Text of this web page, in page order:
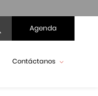
Agenda
Contáctanos